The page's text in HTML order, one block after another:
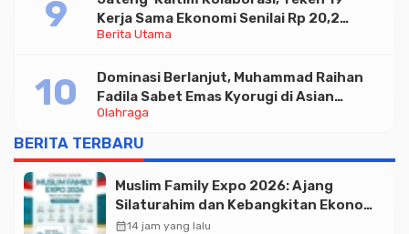
Berita Utama
Kerja Sama Ekonomi Senilai Rp 20,2
Triliun
Olahraga
Dominasi Berlanjut, Muhammad Raihan
Fadila Sabet Emas Kyorugi di Asian
Taekwondo Indonesia Open 2026
BERITA TERBARU
Muslim Family Expo 2026: Ajang
Silaturahim dan Kebangkitan Ekonomi
Halal di Jakarta
calendar_month14 jam yang lalu